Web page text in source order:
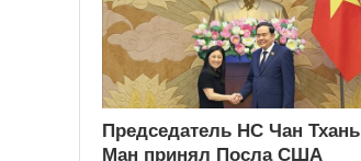
Председатель НС Чан Тхань
Ман принял Посла США